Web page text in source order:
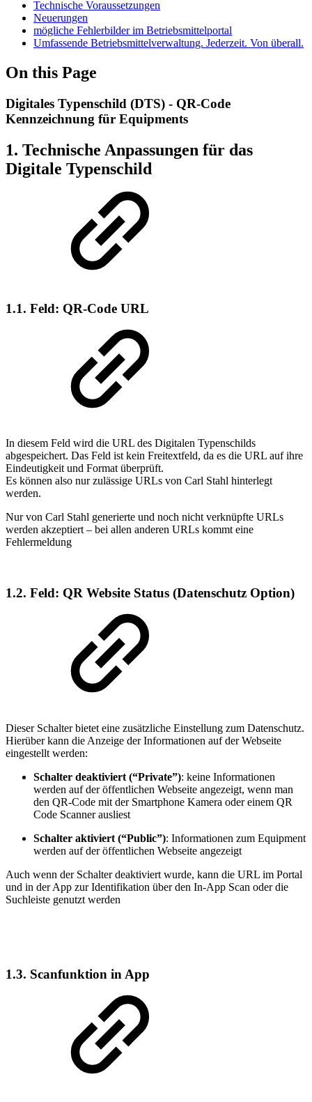
Technische Voraussetzungen
Neuerungen
mögliche Fehlerbilder im Betriebsmittelportal
Umfassende Betriebsmittelverwaltung. Jederzeit. Von überall.
On this Page
Digitales Typenschild (DTS) - QR-Code
Kennzeichnung für Equipments
1. Technische Anpassungen für das
Digitale Typenschild
1.1. Feld: QR-Code URL
In diesem Feld wird die URL des Digitalen Typenschilds
abgespeichert. Das Feld ist kein Freitextfeld, da es die URL auf ihre
Eindeutigkeit und Format überprüft.
Es können also nur zulässige URLs von Carl Stahl hinterlegt
werden.
Nur von Carl Stahl generierte und noch nicht verknüpfte URLs
werden akzeptiert – bei allen anderen URLs kommt eine
Fehlermeldung
1.2. Feld: QR Website Status (Datenschutz Option)
Dieser Schalter bietet eine zusätzliche Einstellung zum Datenschutz.
Hierüber kann die Anzeige der Informationen auf der Webseite
eingestellt werden:
Schalter deaktiviert (“Private”): keine Informationen
werden auf der öffentlichen Webseite angezeigt, wenn man
den QR-Code mit der Smartphone Kamera oder einem QR
Code Scanner ausliest
Schalter aktiviert (“Public”): Informationen zum Equipment
werden auf der öffentlichen Webseite angezeigt
Auch wenn der Schalter deaktiviert wurde, kann die URL im Portal
und in der App zur Identifikation über den In-App Scan oder die
Suchleiste genutzt werden
1.3. Scanfunktion in App